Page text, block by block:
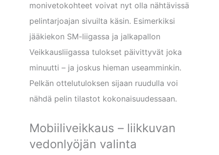
monivetokohteet voivat nyt olla nähtävissä
pelintarjoajan sivuilta käsin. Esimerkiksi
jääkiekon SM-liigassa ja jalkapallon
Veikkausliigassa tulokset päivittyvät joka
minuutti – ja joskus hieman useamminkin.
Pelkän ottelutuloksen sijaan ruudulla voi
nähdä pelin tilastot kokonaisuudessaan.
Mobiiliveikkaus – liikkuvan
vedonlyöjän valinta